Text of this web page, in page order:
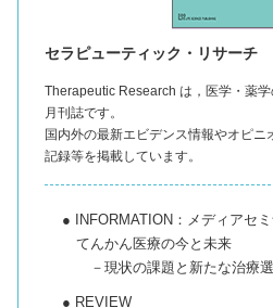
セラピューティック・リサーチ
Therapeutic Research は，医学・薬
月刊誌です。
国内外の最新エビデンス情報やオピニ
記録等を掲載しています。
● INFORMATION：メディアセ
てんかん医療の今と未来
－現状の課題と新たな治療選
● REVIEW